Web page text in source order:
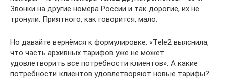
Звонки на другие номера России и так дорогие, их не
тронули. Приятного, как говорится, мало.
Но давайте вернёмся к формулировке: «Тele2 выяснила,
что часть архивных тарифов уже не может
удовлетворить все потребности клиентов». А какие
потребности клиентов удовлетворяют новые тарифы?